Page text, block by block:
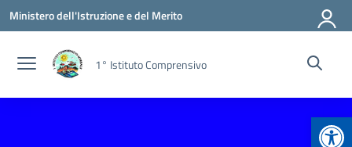
Vai ai contenuti
Vai al menu di navigazione
Vai al footer
Ministero dell'Istruzione e del Merito
1° Istituto Comprensivo